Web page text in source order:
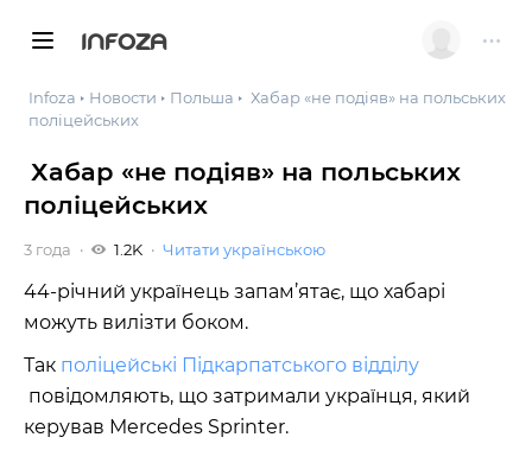
INFOZA
Infoza Новости Польша
Хабар «не подіяв» на польських
поліцейських
Хабар «не подіяв» на польських
поліцейських
3 года 1.2K Читати українською
44-річний українець запам’ятає, що хабарі
можуть вилізти боком.
Так поліцейські Підкарпатського відділу
повідомляють, що затримали українця, який
керував Mercedes Sprinter.